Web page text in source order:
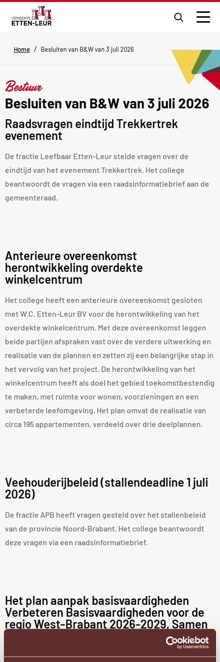
naar
Home / Besluiten van B&W van 3 juli 2026
Bestuur
Besluiten van B&W van 3 juli 2026
Raadsvragen eindtijd Trekkertrek
evenement
De fractie Leefbaar Etten-Leur stelde vragen over de
eindtijd van het evenement Trekkertrek. Het college
beantwoordt de vragen via een raadsinformatiebrief aan de
gemeenteraad.
Anterieure overeenkomst
herontwikkeling overdekte
winkelcentrum
Het college heeft een anterieure overeenkomst gesloten
met W.C. Etten-Leur BV voor de herontwikkeling van het
overdekte winkelcentrum. Met deze overeenkomst leggen
beide partijen afspraken vast over de verdere uitwerking en
realisatie van de plannen en zetten zij een belangrijke stap in
het vervolg van het project. De herontwikkeling van het
winkelcentrum heeft als doel het gebied toekomstbestendig
te maken, met ruimte voor wonen, voorzieningen en een
verbeterde leefomgeving. Het plan omvat de realisatie van
circa 195 appartementen, verdeeld over drie deelplannen.
Veehouderijbeleid (stallendeadline 1 juli
2026)
De fractie APB heeft vragen gesteld over het stallenbeleid
van de provincie Noord-Brabant. Het college beantwoordt
deze vragen via een raadsinformatiebrief.
Het plan aanpak basisvaardigheden
Verbeteren Basisvaardigheden voor de
regio West-Brabant 2026-2029, Samen
Het college neemt kennis van het plan van aan aanpak